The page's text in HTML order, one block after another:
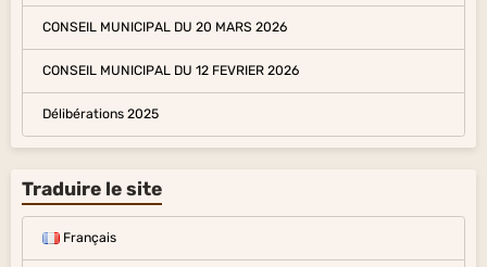
CONSEIL MUNICIPAL DU 20 MARS 2026
CONSEIL MUNICIPAL DU 12 FEVRIER 2026
Délibérations 2025
Traduire le site
Français